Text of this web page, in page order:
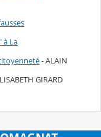
à La
- ALAIN
GIRARD